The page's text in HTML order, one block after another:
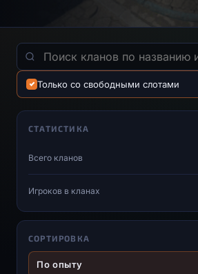
Только со свободными слотами
СТАТИСТИКА
Всего кланов
Игроков в кланах
СОРТИРОВКА
По опыту